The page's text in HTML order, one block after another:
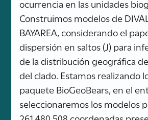
ocurrencia en las unidades
Construimos modelos de
BAYAREA, considerando el
dispersión en saltos (J) para
de la distribución geográfica
del clado. Estamos realizando
paquete BioGeoBears, en el
seleccionaremos los modelos